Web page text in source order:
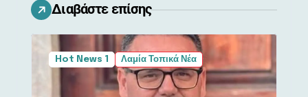
Διαβάστε επίσης
Hot News 1 Λαμία Τοπικά Νέα